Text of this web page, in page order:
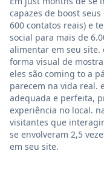
capazes de boost
600 contatos reais) e
social para mais de
alimentar em seu site.
forma visual de
eles são coming to a
parecem na vida real.
adequada e perfeita,
experiência no local.
visitantes que
se envolveram 2,5
em seu site.